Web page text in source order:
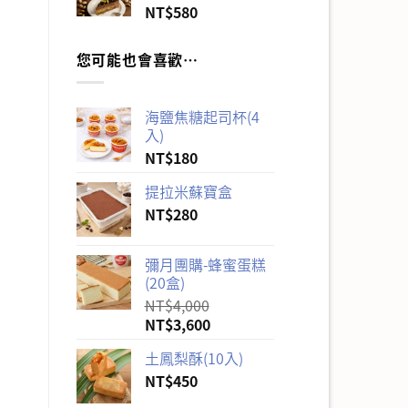
NT$580
您可能也會喜歡…
海鹽焦糖起司杯(4
入)
NT$180
提拉米蘇寶盒
NT$280
彌月團購-蜂蜜蛋糕
(20盒)
NT$4,000
原
價
格：
NT$3,600目
價
土鳳梨酥(10入)
NT$450